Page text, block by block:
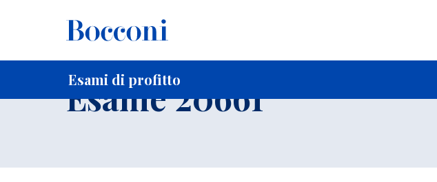
Esami di profitto
Home Per studenti iscritti
Esame 20661